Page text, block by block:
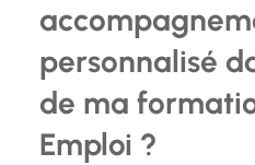
personnalisé
de ma
Emploi ?